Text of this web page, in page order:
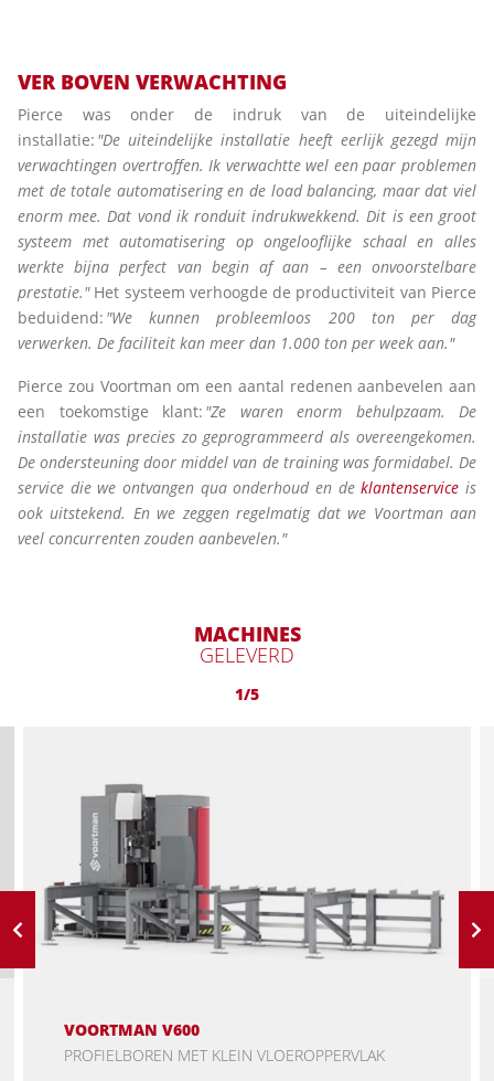
VER BOVEN VERWACHTING
Pierce was onder de indruk van de uiteindelijke
installatie: "De uiteindelijke installatie heeft eerlijk gezegd mijn
verwachtingen overtroffen. Ik verwachtte wel een paar problemen
met de totale automatisering en de loadbalancing, maar dat viel
enorm mee. Dat vond ik ronduit indrukwekkend. Dit is een groot
systeem met automatisering op ongelooflijke schaal en alles
werkte bijna perfect van begin af aan – een onvoorstelbare
prestatie." Het systeem verhoogde de productiviteit van Pierce
beduidend: "We kunnen probleemloos 200 ton per dag
verwerken. De faciliteit kan meer dan 1.000 ton per week aan."
Pierce zou Voortman om een aantal redenen aanbevelen aan
een toekomstige klant: "Ze waren enorm behulpzaam. De
installatie was precies zo geprogrammeerd als overeengekomen.
De ondersteuning door middel van de training was formidabel. De
service die we ontvangen qua onderhoud en deklantenservice is
ook uitstekend. En we zeggen regelmatig dat we Voortman aan
veel concurrenten zouden aanbevelen."
MACHINES
GELEVERD
1/5
VOORTMAN V600
PROFIELBOREN MET KLEIN VLOEROPPERVLAK